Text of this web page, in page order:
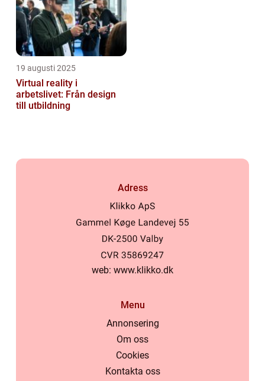
19 augusti 2025
Virtual reality i
arbetslivet: Från design
till utbildning
Adress
web: www.klikko.dk
Menu
Annonsering
Om oss
Cookies
Kontakta oss